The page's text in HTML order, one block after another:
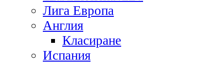
Лига Европа
Англия
Класиране
Испания